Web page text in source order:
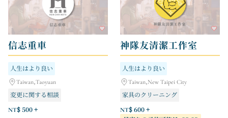
信志重車
人生はより良い
Taiwan,Taoyuan
変更に関する相談
メンテナンスと修理
NT$ 500 +
神隊友清潔工作室
人生はより良い
Taiwan,New Taipei City
家具のクリーニング
家電製品のクリーニング
NT$ 600 +